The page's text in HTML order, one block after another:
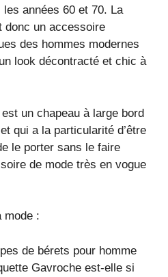
années 60 et 70. La
donc un accessoire
des hommes modernes
look décontracté et chic à
un chapeau à large bord
qui a la particularité d’être
le porter sans le faire
de mode très en vogue
mode :
de bérets pour homme
Gavroche est-elle si